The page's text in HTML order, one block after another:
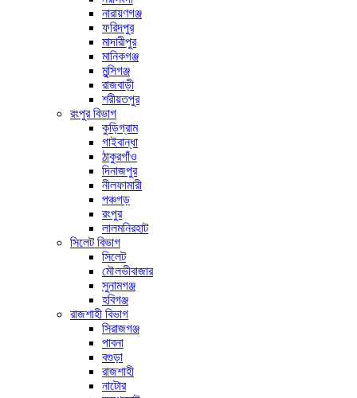
নারায়ণগঞ্জ
ফরিদপুর
মাদারীপুর
মানিকগঞ্জ
মুন্সিগঞ্জ
রাজবাড়ী
শরীয়তপুর
রংপুর বিভাগ
কুড়িগ্রাম
গাইবান্ধা
ঠাকুরগাঁও
দিনাজপুর
নীলফামারী
পঞ্চগড়
রংপুর
লালমনিরহাট
সিলেট বিভাগ
সিলেট
মৌলভীবাজার
সুনামগঞ্জ
হবিগঞ্জ
রাজশাহী বিভাগ
সিরাজগঞ্জ
পাবনা
বগুড়া
রাজশাহী
নাটোর